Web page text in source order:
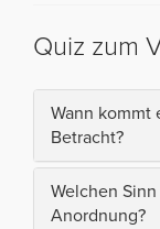
Quiz zum
Wann
Betracht?
Welchen
Anordnung?